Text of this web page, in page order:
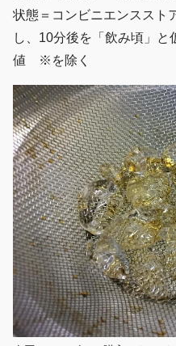
状態＝コンビニエンススト
し、10分後を「飲み頃」と
値 ※を除く